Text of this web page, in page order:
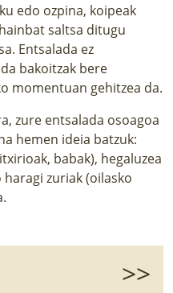
edo ozpina, koipeak
saltsa ditugu
Entsalada ez
bakoitzak bere
momentuan gehitzea da.
zure entsalada osoagoa
hemen ideia batzuk:
babak), hegaluzea
zuriak (oilasko
>>